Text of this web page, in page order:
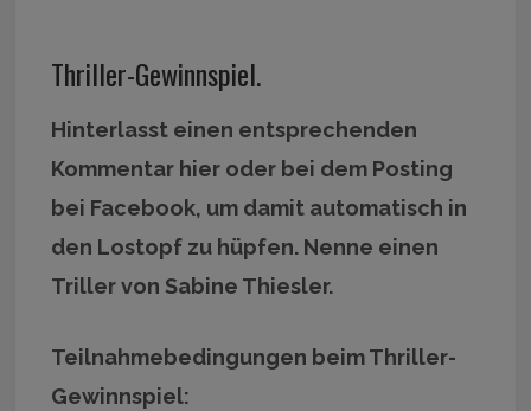
Thriller-Gewinnspiel.
Hinterlasst einen entsprechenden
Kommentar hier oder bei dem Posting
bei Facebook, um damit automatisch in
den Lostopf zu hüpfen. Nenne einen
Triller von Sabine Thiesler.
Teilnahmebedingungen beim Thriller-
Gewinnspiel: